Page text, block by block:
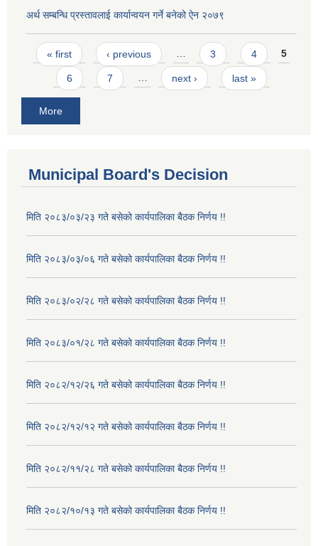
अर्थ सम्बन्धि प्रस्तावलाई कार्यान्वयन गर्ने बनेको ऐन २०७९
Pages
« first ‹ previous … 3 4 5
6 7 … next › last »
More
Municipal Board's Decision
मिति २०८३/०३/२३ गते बसेको कार्यपालिका बैठक निर्णय !!
मिति २०८३/०३/०६ गते बसेको कार्यपालिका बैठक निर्णय !!
मिति २०८३/०२/२८ गते बसेको कार्यपालिका बैठक निर्णय !!
मिति २०८३/०१/२८ गते बसेको कार्यपालिका बैठक निर्णय !!
मिति २०८२/१२/२६ गते बसेको कार्यपालिका बैठक निर्णय !!
मिति २०८२/१२/१२ गते बसेको कार्यपालिका बैठक निर्णय !!
मिति २०८२/११/२८ गते बसेको कार्यपालिका बैठक निर्णय !!
मिति २०८२/१०/१३ गते बसेको कार्यपालिका बैठक निर्णय !!